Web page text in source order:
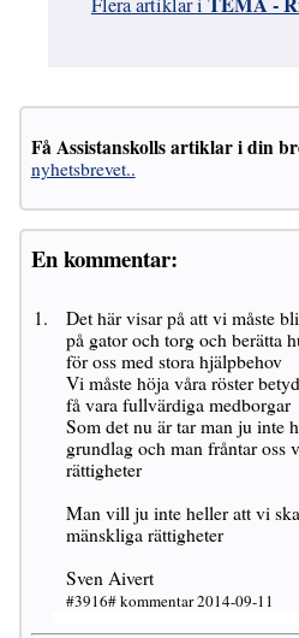
Få Assistanskolls artiklar i din
nyhetsbrevet..
En kommentar:
Det här visar på att vi måste
på gator och torg och berätta
för oss med stora hjälpbehov
Vi måste höja våra röster
få vara fullvärdiga medborgar
Som det nu är tar man ju inte
grundlag och man fråntar oss
rättigheter
Man vill ju inte heller att vi
mänskliga rättigheter
Sven Aivert
#3916# kommentar 2014-09-11